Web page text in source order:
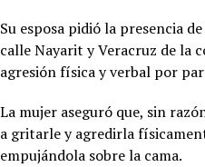
Su esposa pidió la presencia
calle Nayarit y Veracruz de la
agresión física y verbal por
La mujer aseguró que, sin
a gritarle y agredirla
empujándola sobre la cama.